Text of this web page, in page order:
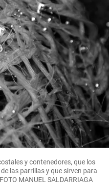
y contenedores, que los
las parrillas y que sirven para
MANUEL SALDARRIAGA